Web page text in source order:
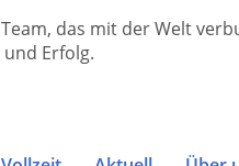
das mit der Welt
Erfolg.